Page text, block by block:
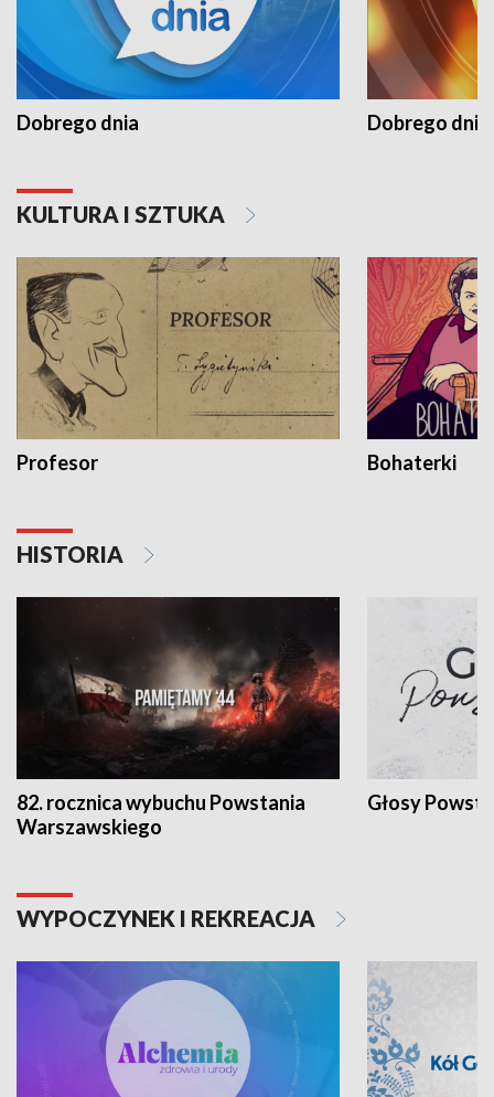
Dobrego dnia Dobrego dnia
KULTURA I SZTUKA
Profesor Bohaterki
HISTORIA
82. rocznica wybuchu Powstania
Warszawskiego
Głosy
WYPOCZYNEK I REKREACJA